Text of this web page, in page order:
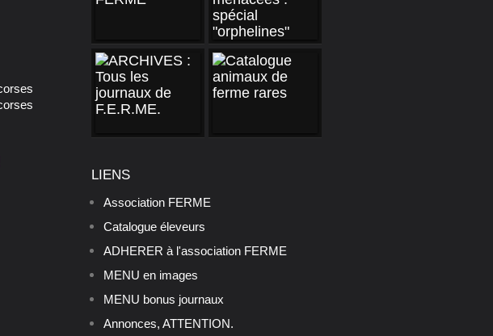
LIENS
Association FERME
Catalogue éleveurs
ADHERER à l'association FERME
MENU en images
MENU bonus journaux
Annonces, ATTENTION.